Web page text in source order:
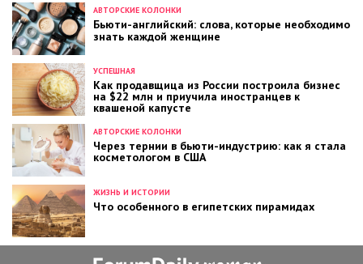
АВТОРСКИЕ КОЛОНКИ
Бьюти-английский: слова, которые необходимо
знать каждой женщине
АВТОРСКИЕ КОЛОНКИ
Через тернии в бьюти-индустрию: как я стала
косметологом в США
УСПЕШНАЯ
Как продавщица из России построила бизнес
на $22 млн и приучила иностранцев к
квашеной капусте
ЖИЗНЬ И ИСТОРИИ
Что особенного в египетских пирамидах